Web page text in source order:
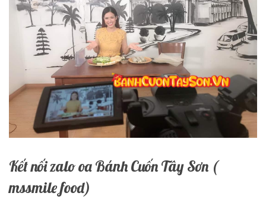
Kết nối zalo oa Bánh Cuốn Tây Sơn (
mssmile food)